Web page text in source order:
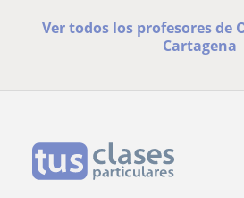
Ver todos los profesores de
Cartagena